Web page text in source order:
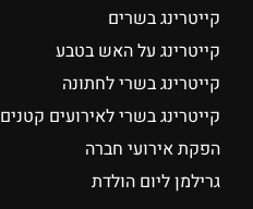
קייטרינג בשרים
קייטרינג על האש בטבע
קייטרינג בשרי לחתונה
קייטרינג בשרי לאירועים קטנים
הפקת אירועי חברה
גרילמן ליום הולדת